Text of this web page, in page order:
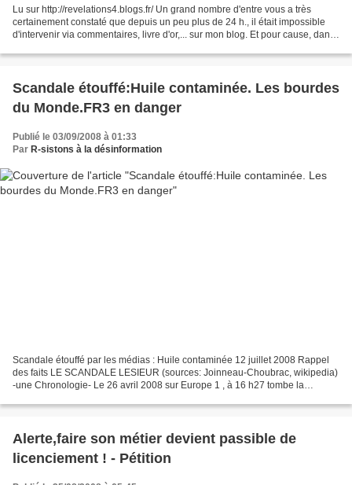
Lu sur http://revelations4.blogs.fr/ Un grand nombre d'entre vous a très
certainement constaté que depuis un peu plus de 24 h., il était impossible
d'intervenir via commentaires, livre d'or,... sur mon blog. Et pour cause, dans
Scandale étouffé:Huile contaminée. Les bourdes
du Monde.FR3 en danger
Publié le 03/09/2008 à 01:33
Par R-sistons à la désinformation
Scandale étouffé par les médias : Huile contaminée 12 juillet 2008 Rappel
des faits LE SCANDALE LESIEUR (sources: Joinneau-Choubrac, wikipedia)
-une Chronologie- Le 26 avril 2008 sur Europe 1 , à 16 h27 tombe la
Alerte,faire son métier devient passible de
licenciement ! - Pétition